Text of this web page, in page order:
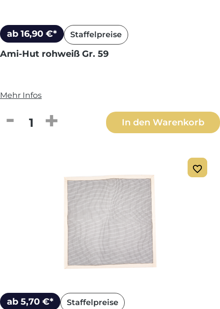
ab 16,90 €* Staffelpreise
Ami-Hut rohweiß Gr. 59
Mehr Infos
Produkt Anzahl: Gib den gewünschten
In den Warenkorb
ab 5,70 €* Staffelpreise